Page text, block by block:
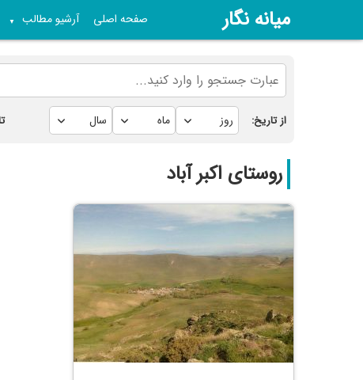
میانه نگار صفحه اصلی آرشیو مطالب ▼
از تاریخ:
روستای اکبر آباد